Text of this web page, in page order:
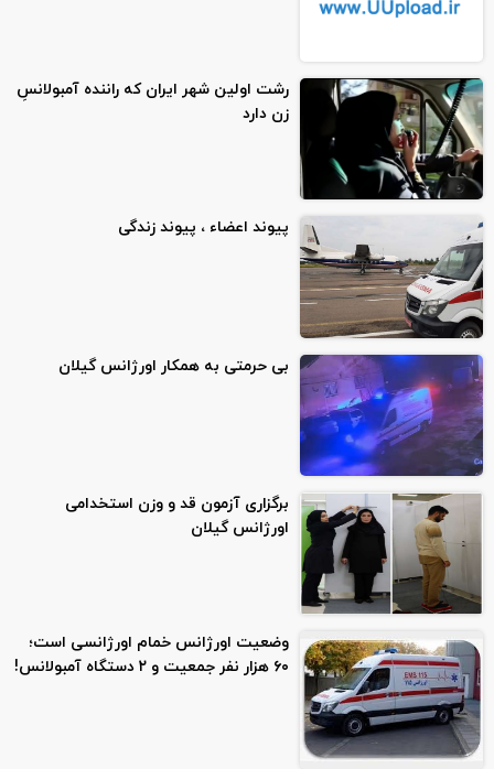
رشت اولین شهر ایران که راننده آمبولانسِ
زن دارد
پیوند اعضاء ، پیوند زندگی
بی حرمتی به همکار اورژانس گیلان
برگزاری آزمون قد و وزن استخدامی
اورژانس گیلان
وضعیت اورژانس خمام اورژانسی است؛
۶۰ هزار نفر جمعیت و ۲ دستگاه آمبولانس!